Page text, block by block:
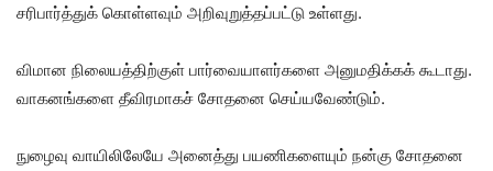
சரிபார்த்துக் கொள்ளவும் அறிவுறுத்தப்பட்டு உள்ளது.
விமான நிலையத்திற்குள் பார்வையாளர்களை அனுமதிக்கக் கூடாது.
வாகனங்களை தீவிரமாகச் சோதனை செய்யவேண்டும்.
நுழைவு வாயிலிலேயே அனைத்து பயணிகளையும் நன்கு சோதனை